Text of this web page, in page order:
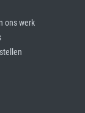
ons werk